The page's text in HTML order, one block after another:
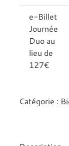
e-Billet
Journée
Duo au
lieu de
127€
Catégorie :